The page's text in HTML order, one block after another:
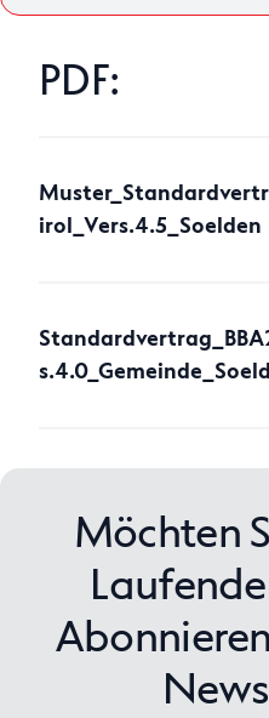
PDF:
irol_Vers.4.5_Soelden
Möchten